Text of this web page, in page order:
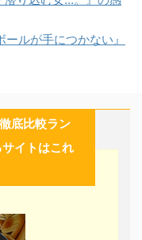
ルが手につかない』
底比較ラン
イトはこれ